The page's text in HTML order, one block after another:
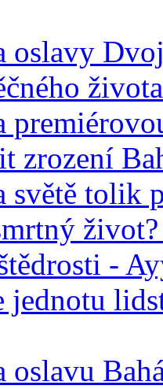
oslavy
života
zrození
světě tolik
-
jednotu
oslavu